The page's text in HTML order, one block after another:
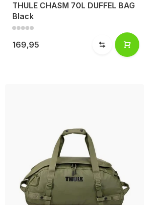
THULE CHASM 70L DUFFEL BAG
Black
169,95